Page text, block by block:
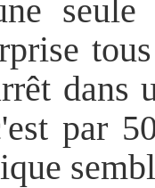
seule
par